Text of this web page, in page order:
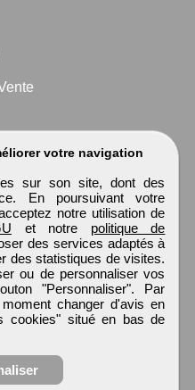
votre navigation
sur son site, dont des
En poursuivant votre
notre utilisation de
et notre politique de
des services adaptés à
des statistiques de visites.
ou de personnaliser vos
"Personnaliser". Par
changer d'avis en
cookies" situé en bas de